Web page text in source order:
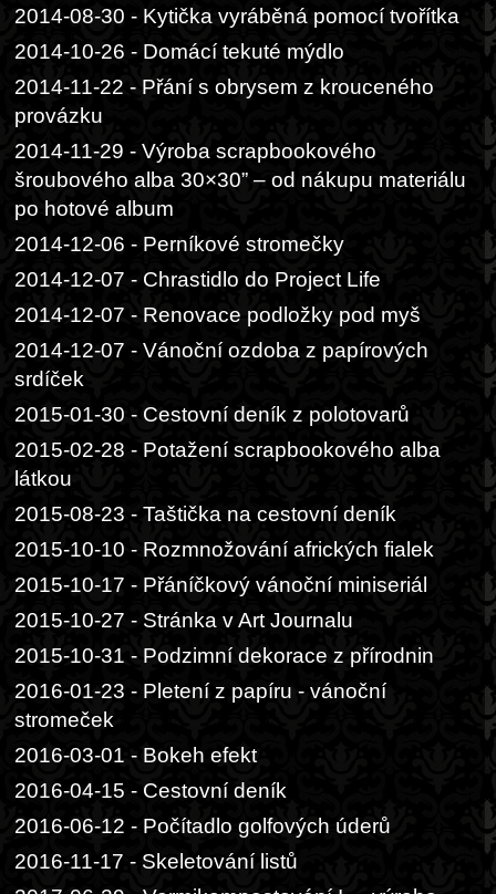
2014-08-30 - Kytička vyráběná pomocí tvořítka
2014-10-26 - Domácí tekuté mýdlo
2014-11-22 - Přání s obrysem z krouceného
provázku
2014-11-29 - Výroba scrapbookového
šroubového alba 30×30” – od nákupu materiálu
po hotové album
2014-12-06 - Perníkové stromečky
2014-12-07 - Chrastidlo do Project Life
2014-12-07 - Renovace podložky pod myš
2014-12-07 - Vánoční ozdoba z papírových
srdíček
2015-01-30 - Cestovní deník z polotovarů
2015-02-28 - Potažení scrapbookového alba
látkou
2015-08-23 - Taštička na cestovní deník
2015-10-10 - Rozmnožování afrických fialek
2015-10-17 - Přáníčkový vánoční miniseriál
2015-10-27 - Stránka v Art Journalu
2015-10-31 - Podzimní dekorace z přírodnin
2016-01-23 - Pletení z papíru - vánoční
stromeček
2016-03-01 - Bokeh efekt
2016-04-15 - Cestovní deník
2016-06-12 - Počítadlo golfových úderů
2016-11-17 - Skeletování listů